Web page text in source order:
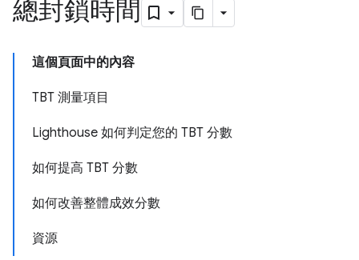
總封鎖時間
這個頁面中的內容
TBT 測量項目
Lighthouse 如何判定您的 TBT 分數
如何提高 TBT 分數
如何改善整體成效分數
資源